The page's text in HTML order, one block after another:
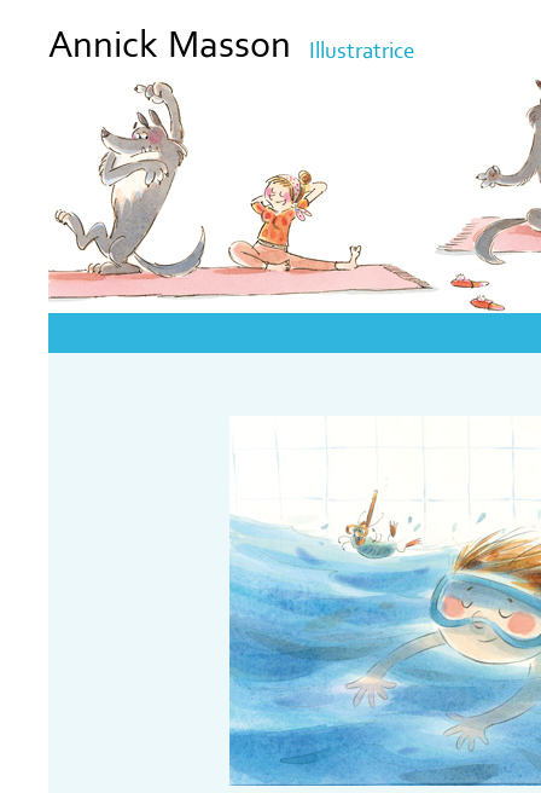
Annick Masson Illustratrice